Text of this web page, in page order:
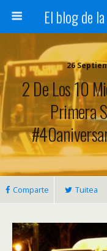
26
2 De Los 10
Primera
Comparte Tuitea